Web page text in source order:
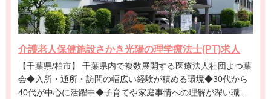
介護老人保健施設さかき光陽の理学療法士(PT)求人
【千葉県/柏市】 千葉県内で複数展開する医療法人社団よつ葉
会◆入所・通所・訪問の幅広い経験が積める環境◆30代から
40代が中心に活躍中◆子育てや家庭事情への理解が深い職場